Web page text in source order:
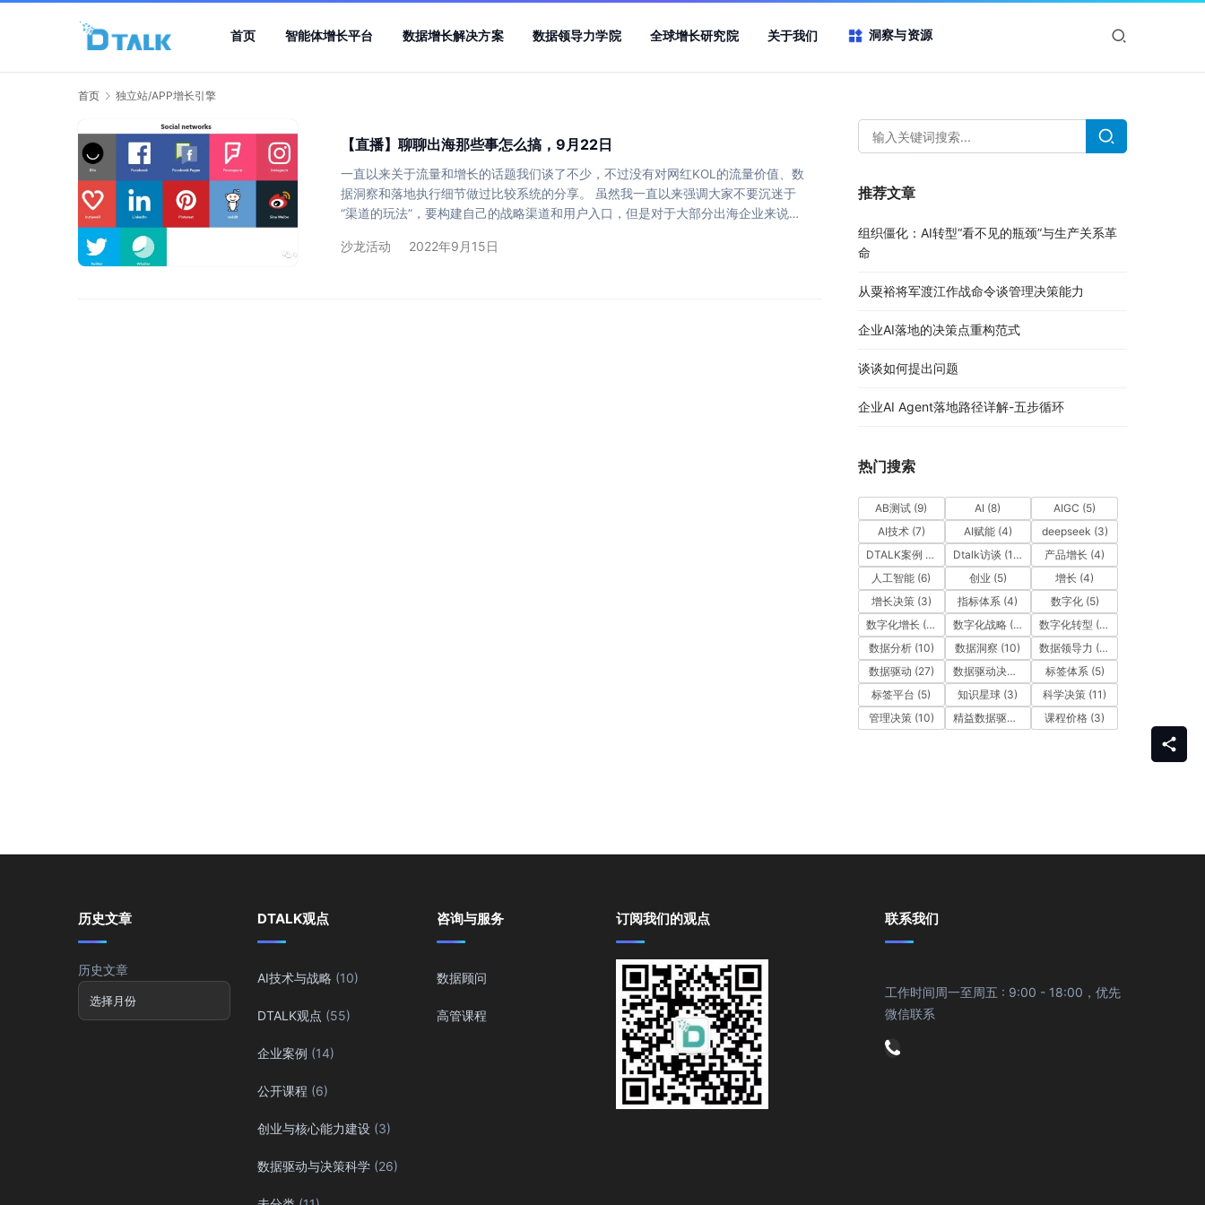
首页 智能体增长平台 数据增长解决方案 数据领导力学院 全球增长研究院 关于我们 洞察与资源
首页 独立站/APP增长引擎
【直播】聊聊出海那些事怎么搞，9月22日
一直以来关于流量和增长的话题我们谈了不少，不过没有对网红KOL的流量价值、数
据洞察和落地执行细节做过比较系统的分享。 虽然我一直以来强调大家不要沉迷于
“渠道的玩法”，要构建自己的战略渠道和用户入口，但是对于大部分出海企业来说，
场负责人高嵩和我一起和大家聊聊出海网红营销的一些做法，以及独立站/APP增长
沙龙活动 2022年9月15日
推荐文章
组织僵化：AI转型“看不见的瓶颈”与生产关系革
命
从粟裕将军渡江作战命令谈管理决策能力
企业AI落地的决策点重构范式
谈谈如何提出问题
企业AI Agent落地路径详解-五步循环
热门搜索
AB测试 (9) AI (8) AIGC (5)
AI技术(7) AI赋能(4) deepseek (3)
DTALK案例
Dtalk访谈 (13) 产品增长 (4)
人工智能 (6) 创业 (5) 增长 (4)
增长决策(3) 指标体系 (4) 数字化(5)
数字化增长 (3) 数字化战略(3) 数字化转型 (12)
数据分析(10) 数据洞察 (10) 数据领导力 (27)
数据驱动 (27) 数据驱动决策 标签体系(5)
标签平台 (5) 知识星球 (3) 科学决策 (11)
管理决策(10) 精益数据驱动 课程价格 (3)
历史文章
历史文章
DTALK观点
AI技术与战略 (10)
DTALK观点 (55)
企业案例 (14)
公开课程 (6)
创业与核心能力建设 (3)
数据驱动与决策科学 (26)
咨询与服务
数据顾问
高管课程
订阅我们的观点 联系我们
工作时间周一至周五 : 9:00 - 18:00，优先
微信联系